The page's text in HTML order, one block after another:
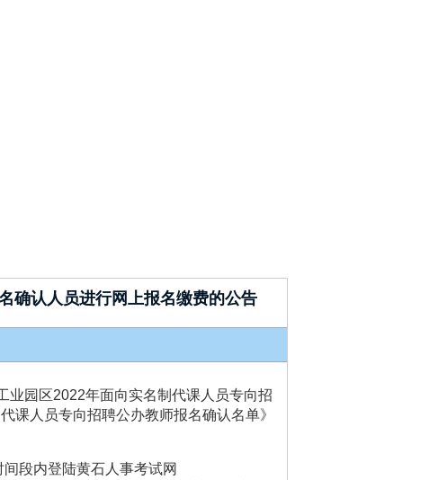
确认人员进行网上报名缴费的公告
业园区2022年面向实名制代课人员专向招
课人员专向招聘公办教师报名确认名单》
段内登陆黄石人事考试网